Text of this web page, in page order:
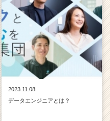
2023.11.08
データエンジニアとは？